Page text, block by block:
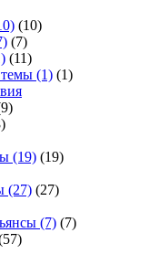
(10)
(7)
(11)
темы (1) (1)
(19) (19)
(27) (27)
(7) (7)